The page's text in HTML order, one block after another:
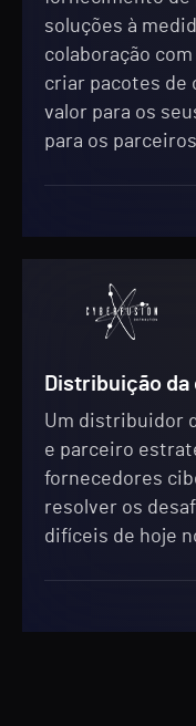
soluções à
colaboração com
criar pacotes de
valor para os
para os
Distribuição
Um distribuidor
e parceiro
fornecedores
resolver os
difíceis de hoje